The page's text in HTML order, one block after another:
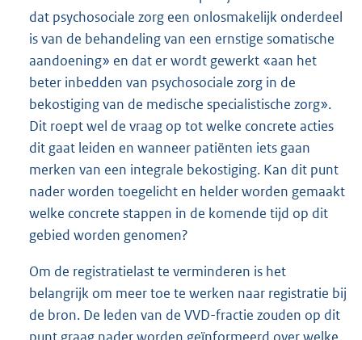
dat psychosociale zorg een onlosmakelijk onderdeel
is van de behandeling van een ernstige somatische
aandoening» en dat er wordt gewerkt «aan het
beter inbedden van psychosociale zorg in de
bekostiging van de medische specialistische zorg».
Dit roept wel de vraag op tot welke concrete acties
dit gaat leiden en wanneer patiënten iets gaan
merken van een integrale bekostiging. Kan dit punt
nader worden toegelicht en helder worden gemaakt
welke concrete stappen in de komende tijd op dit
gebied worden genomen?
Om de registratielast te verminderen is het
belangrijk om meer toe te werken naar registratie bij
de bron. De leden van de VVD-fractie zouden op dit